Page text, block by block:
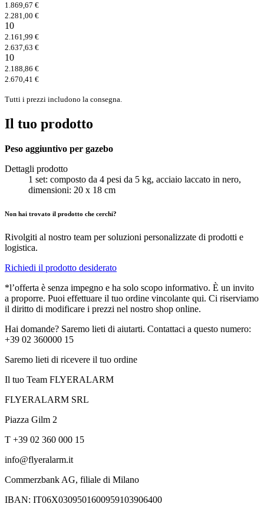
1.869,67 €
2.281,00 €
10
2.161,99 €
2.637,63 €
10
2.188,86 €
2.670,41 €
Tutti i prezzi includono la consegna.
Il tuo prodotto
Peso aggiuntivo per gazebo
Dettagli prodotto
1 set: composto da 4 pesi da 5 kg, acciaio laccato in nero,
dimensioni: 20 x 18 cm
Non hai trovato il prodotto che cerchi?
Rivolgiti al nostro team per soluzioni personalizzate di prodotti e
logistica.
Richiedi il prodotto desiderato
*l’offerta è senza impegno e ha solo scopo informativo. È un invito
a proporre. Puoi effettuare il tuo ordine vincolante qui. Ci riserviamo
il diritto di modificare i prezzi nel nostro shop online.
Hai domande? Saremo lieti di aiutarti. Contattaci a questo numero:
+39 02 360000 15
Saremo lieti di ricevere il tuo ordine
Il tuo Team FLYERALARM
FLYERALARM SRL
Piazza Gilm 2
T +39 02 360 000 15
info@flyeralarm.it
Commerzbank AG, filiale di Milano
IBAN: IT06X0309501600959103906400